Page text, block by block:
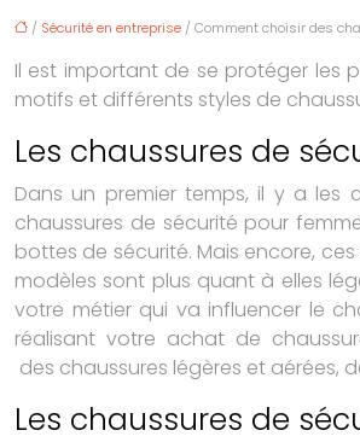
/ Sécurité en entreprise / Comment choisir des
Il est important de se protéger les
motifs et différents styles de
Les chaussures de
Dans un premier temps, il y a les
chaussures de sécurité pour
bottes de sécurité. Mais encore,
modèles sont plus quant à elles
votre métier qui va influencer le
réalisant votre achat de
des chaussures légères et aérées,
Les chaussures de